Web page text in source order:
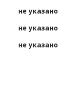
не указано
не указано
не указано